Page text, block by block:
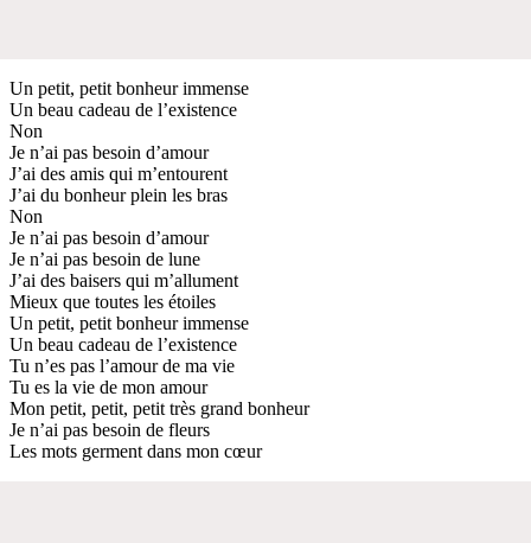
Un petit, petit bonheur immense
Un beau cadeau de l’existence
Non
Je n’ai pas besoin d’amour
J’ai des amis qui m’entourent
J’ai du bonheur plein les bras
Non
Je n’ai pas besoin d’amour
Je n’ai pas besoin de lune
J’ai des baisers qui m’allument
Mieux que toutes les étoiles
Un petit, petit bonheur immense
Un beau cadeau de l’existence
Tu n’es pas l’amour de ma vie
Tu es la vie de mon amour
Mon petit, petit, petit très grand bonheur
Je n’ai pas besoin de fleurs
Les mots germent dans mon cœur